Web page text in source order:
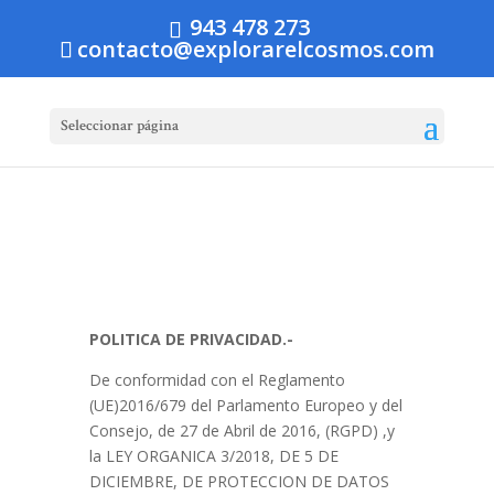
943 478 273
contacto@explorarelcosmos.com
Seleccionar página
POLITICA DE PRIVACIDAD.-
De conformidad con el Reglamento
(UE)2016/679 del Parlamento Europeo y del
Consejo, de 27 de Abril de 2016, (RGPD) ,y
la LEY ORGANICA 3/2018, DE 5 DE
DICIEMBRE, DE PROTECCION DE DATOS